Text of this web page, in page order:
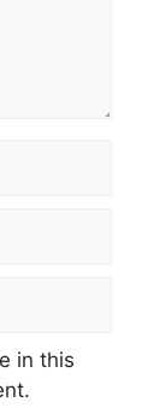
in this